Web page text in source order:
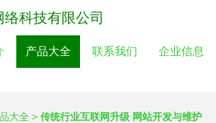
科技有限公司
产品大全 联系我们 企业信息
大全 > 传统行业互联网升级 网站开发与维护